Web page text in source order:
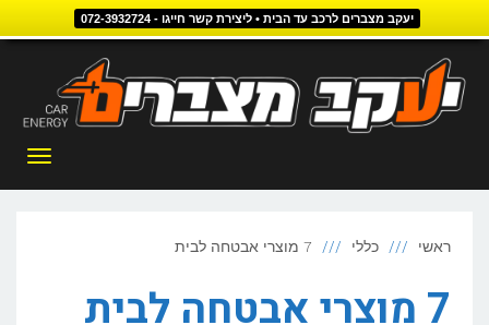
יעקב מצברים לרכב עד הבית • ליצירת קשר חייגו - 072-3932724
ראשי כללי 7 מוצרי אבטחה לבית
7 מוצרי אבטחה לבית